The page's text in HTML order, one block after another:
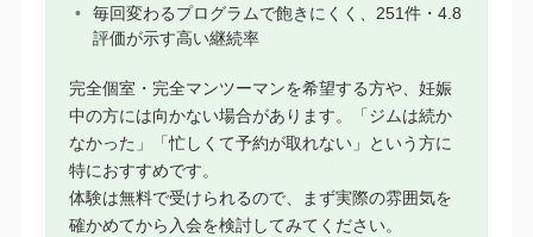
毎回変わるプログラムで飽きにくく、251件・4.8
評価が示す高い継続率
完全個室・完全マンツーマンを希望する方や、妊娠
中の方には向かない場合があります。「ジムは続か
なかった」「忙しくて予約が取れない」という方に
特におすすめです。
体験は無料で受けられるので、まず実際の雰囲気を
確かめてから入会を検討してみてください。